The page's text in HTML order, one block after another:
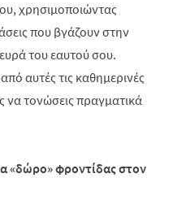
χρησιμοποιώντας
που βγάζουν στην
του εαυτού σου.
αυτές τις καθημερινές
να τονώσεις πραγματικά
«δώρο» φροντίδας στον